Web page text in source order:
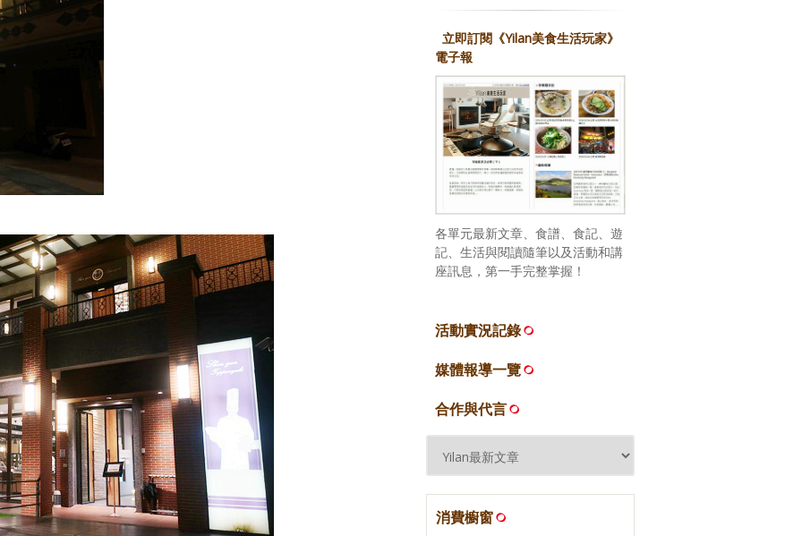
立即訂閱《Yilan美食生活玩家》
電子報
各單元最新文章、食譜、食記、遊
記、生活與閱讀隨筆以及活動和講
座訊息，第一手完整掌握！
活動實況記錄
媒體報導一覽
合作與代言
消費櫥窗